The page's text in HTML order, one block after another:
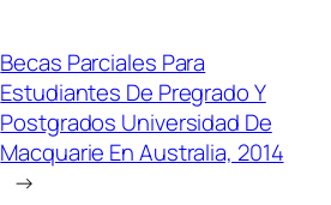
Becas Parciales Para
Estudiantes De Pregrado Y
Postgrados Universidad De
Macquarie En Australia, 2014
→